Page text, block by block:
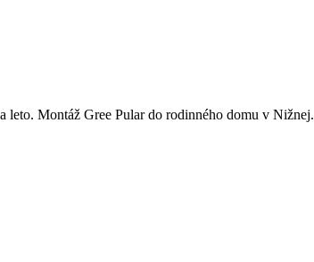
leto. Montáž Gree Pular do rodinného domu v Nižnej.